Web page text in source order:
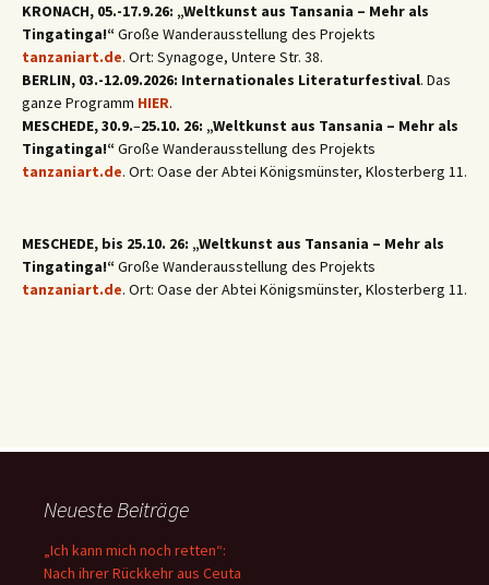
KRONACH, 05.-17.9.26: „Weltkunst aus Tansania – Mehr als
Tingatinga!“Große Wanderausstellung des Projekts
tanzaniart.de. Ort: Synagoge, Untere Str. 38.
BERLIN, 03.-12.09.2026: Internationales Literaturfestival. Das
ganze Programm HIER.
MESCHEDE, 30.9.–25.10. 26: „Weltkunst aus Tansania – Mehr als
Tingatinga!“Große Wanderausstellung des Projekts
tanzaniart.de. Ort: Oase der Abtei Königsmünster, Klosterberg 11.
MESCHEDE, bis 25.10. 26: „Weltkunst aus Tansania – Mehr als
Tingatinga!“Große Wanderausstellung des Projekts
tanzaniart.de. Ort: Oase der Abtei Königsmünster, Klosterberg 11.
Neueste Beiträge
„Ich kann mich noch retten“:
Nach ihrer Rückkehr aus Ceuta